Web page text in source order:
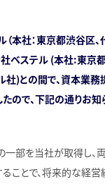
本社：東京都渋谷区
社ベステル (本社:東
社)との間で、資本業
ので、下記の通りお知
部を当社が取得し、
ことで、将来的な経